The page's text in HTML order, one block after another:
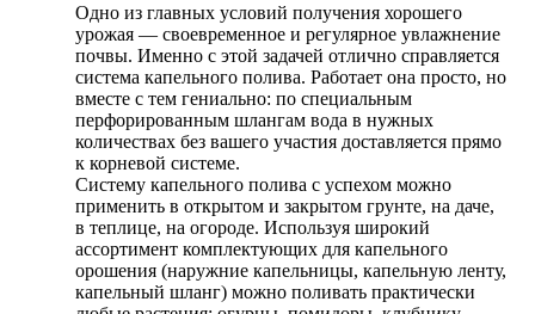
Одно из главных условий получения хорошего
урожая — своевременное и регулярное увлажнение
почвы. Именно с этой задачей отлично справляется
система капельного полива. Работает она просто, но
вместе с тем гениально: по специальным
перфорированным шлангам вода в нужных
количествах без вашего участия доставляется прямо
к корневой системе.
Систему капельного полива с успехом можно
применить в открытом и закрытом грунте, на даче,
в теплице, на огороде. Используя широкий
ассортимент комплектующих для капельного
орошения (наружние капельницы, капельную ленту,
капельный шланг) можно поливать практически